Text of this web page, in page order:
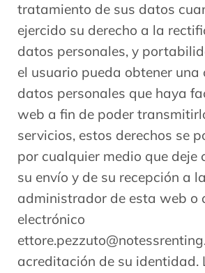
tratamiento de sus datos
ejercido su derecho a la
datos personales, y
el usuario pueda obtener una
datos personales que haya
web a fin de poder
servicios, estos derechos se
por cualquier medio que deje
su envío y de su recepción a
administrador de esta web o
electrónico
acreditación de su identidad.